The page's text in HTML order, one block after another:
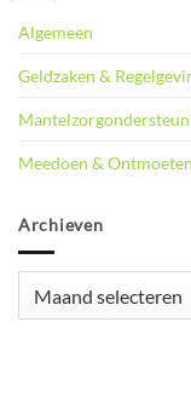
Algemeen
Geldzaken &
Meedoen & Ontmoeten
Archieven